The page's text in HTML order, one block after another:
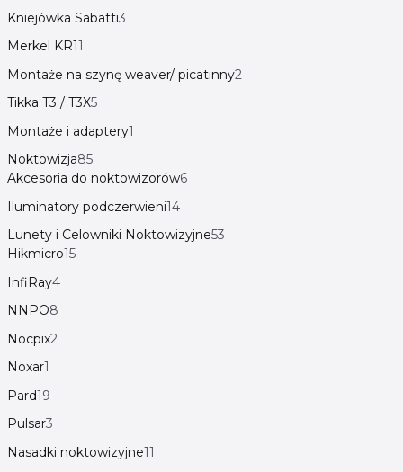
Kniejówka Sabatti3
Merkel KR11
Montaże na szynę weaver/ picatinny2
Tikka T3 / T3X5
Montaże i adaptery1
Noktowizja85
Akcesoria do noktowizorów6
Iluminatory podczerwieni14
Lunety i Celowniki Noktowizyjne53
Hikmicro15
InfiRay4
NNPO8
Nocpix2
Noxar1
Pard19
Pulsar3
Nasadki noktowizyjne11